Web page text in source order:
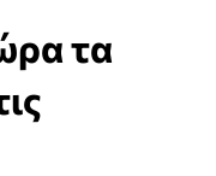
τα